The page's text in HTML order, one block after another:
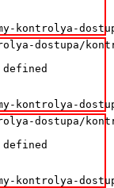
kontrolya-
dostupa/
kontrolya-
dostupa/
kontrolya-